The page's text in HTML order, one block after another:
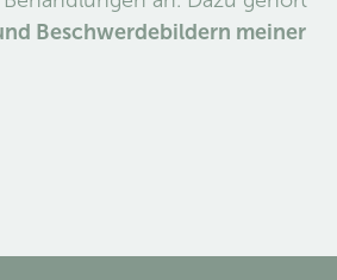
Beschwerdebildern meiner